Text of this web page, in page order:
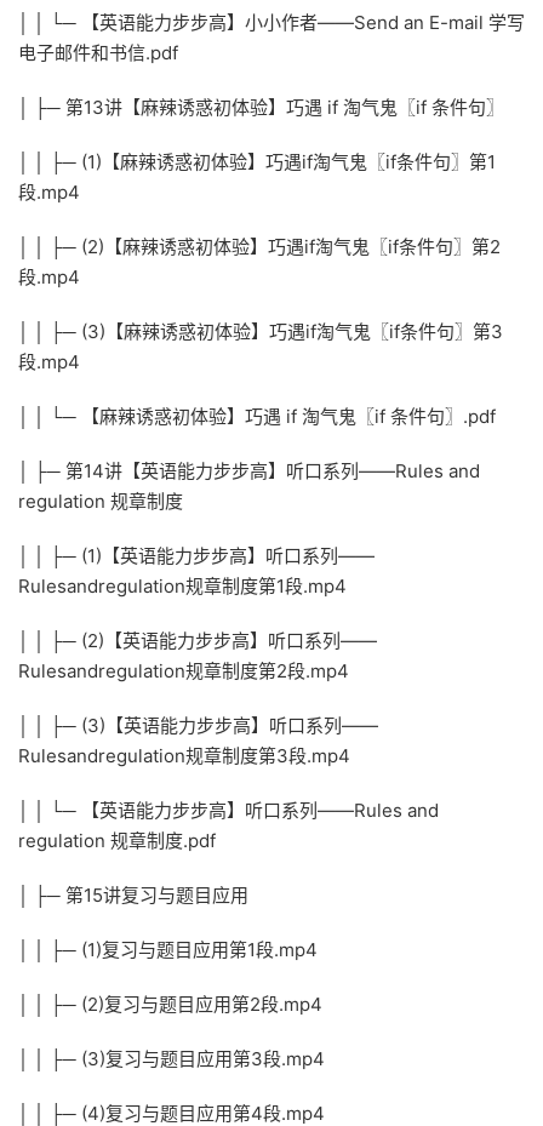
│ │ └─ 【英语能力步步高】小小作者——Send an E-mail 学写
电子邮件和书信.pdf
│ ├─ 第13讲【麻辣诱惑初体验】巧遇 if 淘气鬼〖if 条件句〗
│ │ ├─ (1)【麻辣诱惑初体验】巧遇if淘气鬼〖if条件句〗第1
段.mp4
│ │ ├─ (2)【麻辣诱惑初体验】巧遇if淘气鬼〖if条件句〗第2
段.mp4
│ │ ├─ (3)【麻辣诱惑初体验】巧遇if淘气鬼〖if条件句〗第3
段.mp4
│ │ └─ 【麻辣诱惑初体验】巧遇 if 淘气鬼〖if 条件句〗.pdf
│ ├─ 第14讲【英语能力步步高】听口系列——Rules and
regulation 规章制度
│ │ ├─ (1)【英语能力步步高】听口系列——
Rulesandregulation规章制度第1段.mp4
│ │ ├─ (2)【英语能力步步高】听口系列——
Rulesandregulation规章制度第2段.mp4
│ │ ├─ (3)【英语能力步步高】听口系列——
Rulesandregulation规章制度第3段.mp4
│ │ └─ 【英语能力步步高】听口系列——Rules and
regulation 规章制度.pdf
│ ├─ 第15讲复习与题目应用
│ │ ├─ (1)复习与题目应用第1段.mp4
│ │ ├─ (2)复习与题目应用第2段.mp4
│ │ ├─ (3)复习与题目应用第3段.mp4
│ │ ├─ (4)复习与题目应用第4段.mp4